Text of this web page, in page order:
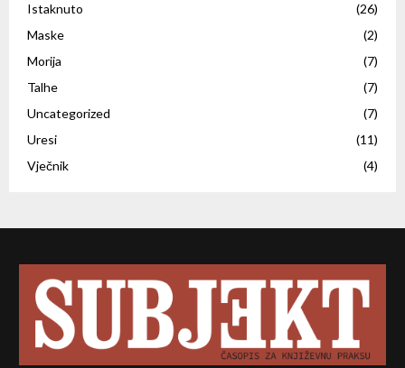
Istaknuto
(26)
Maske
(2)
Morija
(7)
Talhe
(7)
Uncategorized
(7)
Uresi
(11)
Vječnik
(4)